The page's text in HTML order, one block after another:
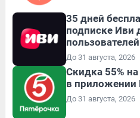
35 дней
подписке Иви
пользователей
До 31 августа, 2026
Скидка 55%
в приложении
До 31 августа, 2026